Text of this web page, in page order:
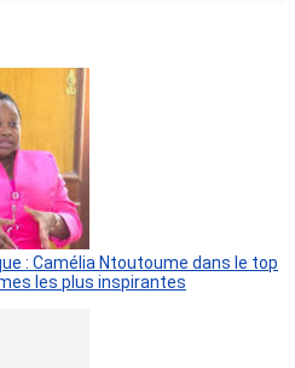
: Camélia Ntoutoume dans le top
les plus inspirantes